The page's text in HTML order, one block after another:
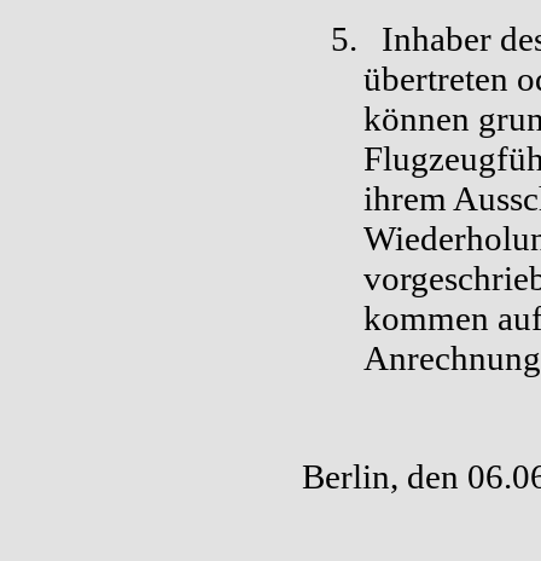
5.
Inhaber
übertreten
können
ihrem
kommen
Berlin, den